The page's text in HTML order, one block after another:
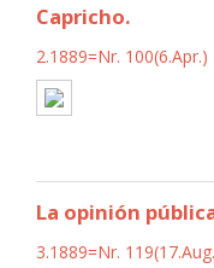
Capricho.
2.1889=Nr. 100(6.Apr.)
La opinión
3.1889=Nr.